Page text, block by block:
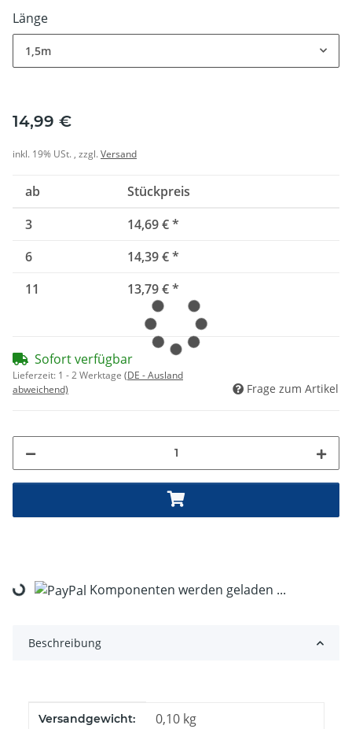
Länge
1,5m
14,99 €
inkl. 19% USt. , zzgl.Versand
ab
Stückpreis
3
14,69 €*
6
14,39 €*
11
13,79 €*
Sofort verfügbar
Lieferzeit: 1 - 2 Werktage (DE - Ausland
abweichend)
Frage zum Artikel
Loading... Komponenten werden geladen ...
Beschreibung
Produkteigenschaft
Wert
Versandgewicht: 0,10 kg